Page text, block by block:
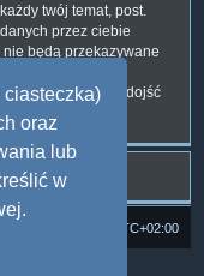
ciasteczka)
oraz
lub
w
twój temat, post.
przez ciebie
będą przekazywane
których może dojść
UTC+02:00